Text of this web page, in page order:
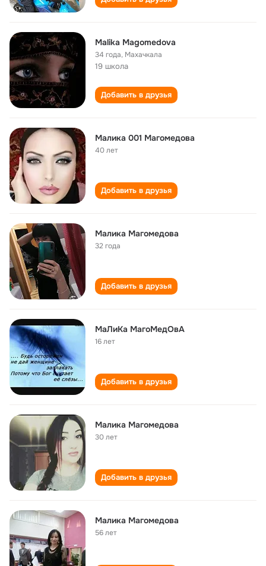
Malika Magomedova
34 года, Махачкала
19 школа
Добавить в друзья
Малика 001 Магомедова
40 лет
Добавить в друзья
Малика Магомедова
32 года
Добавить в друзья
МаЛиКа МагоМедОвА
16 лет
Добавить в друзья
Малика Магомедова
30 лет
Добавить в друзья
Малика Магомедова
56 лет